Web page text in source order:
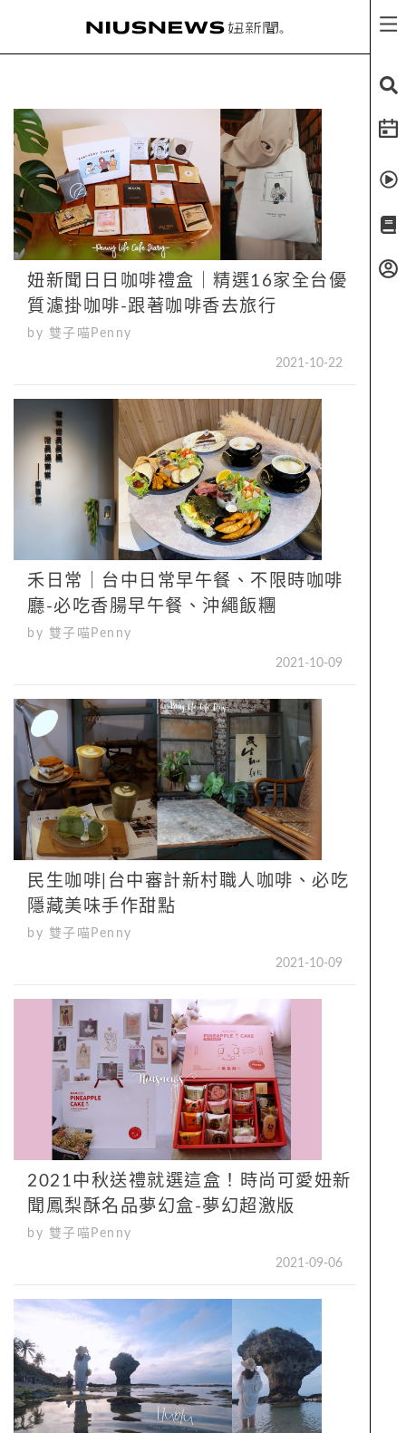
妞新聞日日咖啡禮盒｜精選16家全台優
質濾掛咖啡-跟著咖啡香去旅行
by 雙子喵Penny
2021-10-22
禾日常｜台中日常早午餐、​​​​​​​不限時咖啡
廳-必吃香腸早午餐、沖繩飯糰
by 雙子喵Penny
2021-10-09
民生咖啡|台中審計新村職人咖啡、必吃
隱藏美味手作甜點
by 雙子喵Penny
2021-10-09
2021中秋送禮就選這盒！時尚可愛妞新
聞鳳梨酥名品夢幻盒-夢幻超激版
by 雙子喵Penny
2021-09-06